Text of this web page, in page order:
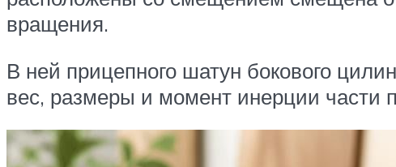
вращения.
В ней прицепного шатун бокового
вес, размеры и момент инерции части